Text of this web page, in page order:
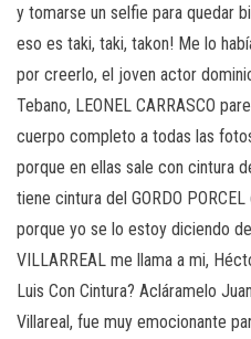
y tomarse un selfie para quedar
eso es taki, taki, takon! Me lo
por creerlo, el joven actor
Tebano, LEONEL CARRASCO
cuerpo completo a todas las
porque en ellas sale con cintura
tiene cintura del GORDO
porque yo se lo estoy diciendo
VILLARREAL me llama a mi,
Luis Con Cintura? Acláramelo
Villareal, fue muy emocionante